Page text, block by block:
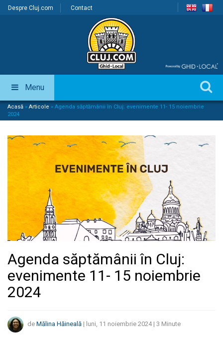
Despre Cluj.com Contact
Menu
Acasă » Articole » Agenda săptămânii în Cluj: evenimente 11- 15 noiembrie
2024
Agenda săptămânii în Cluj:
evenimente 11- 15 noiembrie
2024
de Mălina Hăineală | luni, 11 noiembrie 2024| 3 Minute